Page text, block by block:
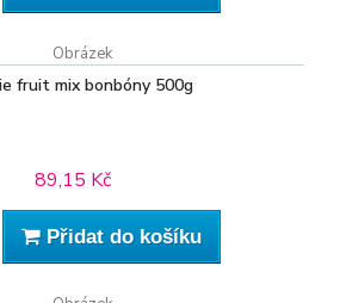
fruit mix bonbóny 500g
89,15 Kč
Přidat do košíku